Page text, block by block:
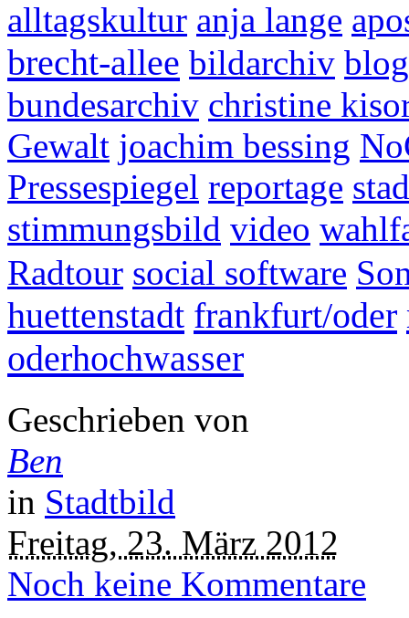
alltagskultur anja lange
brecht-allee bildarchiv blog
bundesarchiv christine
Gewalt joachim bessing
Pressespiegel reportage
stimmungsbild video
Radtour social software
huettenstadt frankfurt/oder
oderhochwasser
Geschrieben von
Ben
in Stadtbild
Freitag, 23. März 2012
Noch keine Kommentare